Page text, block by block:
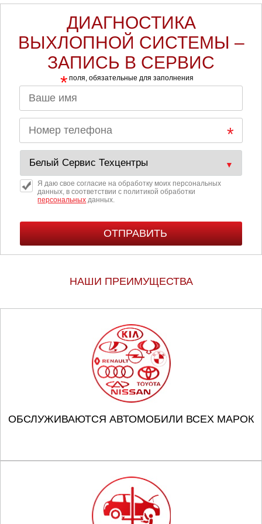
Санкт-Петербург
Саратов
Солнцево
Сочи
Сургут
Тольятти
Тула
Тюмень
Чебоксары
Череповец
Ярославль
ДИАГНОСТИКА
ВЫХЛОПНОЙ СИСТЕМЫ –
ЗАПИСЬ В СЕРВИС
* поля, обязательные для заполнения
Я даю свое согласие на обработку моих персональных
данных, в соответствии с политикой обработки
персональных данных.
НАШИ ПРЕИМУЩЕСТВА
ОБСЛУЖИВАЮТСЯ АВТОМОБИЛИ ВСЕХ МАРОК